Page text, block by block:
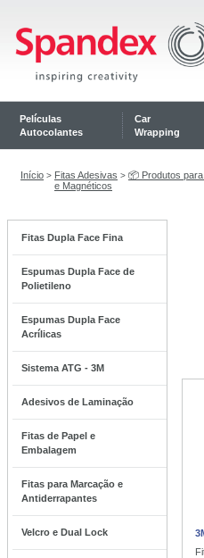
Películas
Autocolantes
Car
Wrapping
Início > Fitas Adesivas
e Magnéticos
> 📦 Produtos
Fitas Dupla Face Fina
Espumas Dupla Face de
Polietileno
Espumas Dupla Face
Acrílicas
Sistema ATG - 3M
Adesivos de Laminação
Fitas de Papel e
Embalagem
Fitas para Marcação e
Antiderrapantes
Velcro e Dual Lock